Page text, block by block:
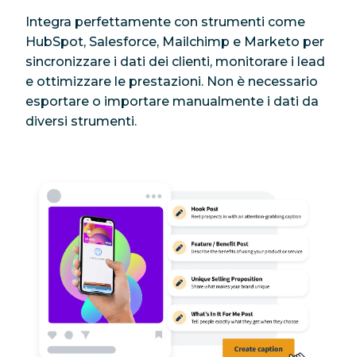
Integra perfettamente con strumenti come
HubSpot, Salesforce, Mailchimp e Marketo per
sincronizzare i dati dei clienti, monitorare i lead
e ottimizzare le prestazioni. Non è necessario
esportare o importare manualmente i dati da
diversi strumenti.